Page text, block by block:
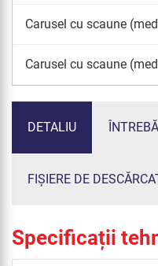
Carusel cu scaune
Carusel cu scaune
DETALIU
FIȘIERE DE
Specificații